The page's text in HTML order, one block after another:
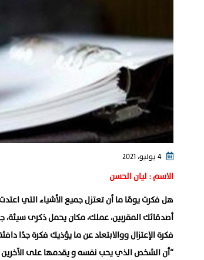
الاسم : ليان الحسن
هل فكرت يومًا ما أن تعتزل جميع الأشياء التي
أصدقائك المقربين، عملك، مكان يحمل ذكرى
فكرة الإعتزال ووالابتعاد عن ما يؤذيك فكرة جدًا
“أن الشخص الذي يحب نفسه و يقدمها على الآخرين